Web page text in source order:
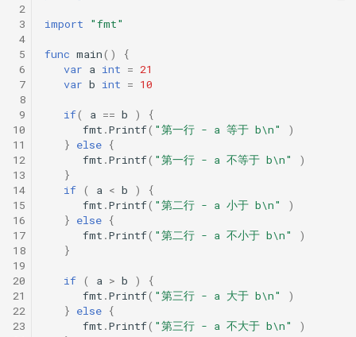
2
3
4
5
6
7
8
9
10
11
12
13
14
15
16
17
18
19
20
21
22
23
import "fmt"
func main()
{
var a int = 21
var b int = 10
if( a == b )
{
fmt .Printf( "第一行 - a 等于 b\n"
)
} else {
fmt .Printf( "第一行 - a 不等于 b\n"
)
}
if ( a < b )
{
fmt .Printf( "第二行 - a 小于 b\n"
)
} else {
fmt .Printf( "第二行 - a 不小于 b\n"
)
}
if ( a > b )
{
fmt .Printf( "第三行 - a 大于 b\n"
)
} else {
fmt .Printf( "第三行 - a 不大于 b\n"
)